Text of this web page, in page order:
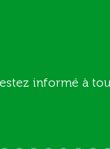
informé à